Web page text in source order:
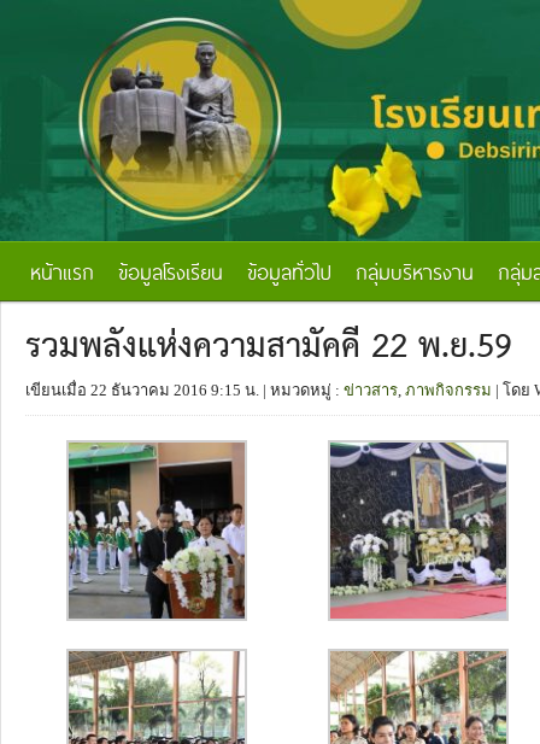
หน้าแรก ข้อมูลโรงเรียน ข้อมูลทั่วไป กลุ่มบริหารงาน กลุ่ม
รวมพลังแห่งความสามัคคี 22 พ.ย.59
เขียนเมื่อ 22 ธันวาคม 2016 9:15 น. | หมวดหมู่ : ข่าวสาร, ภาพกิจกรรม | โดย